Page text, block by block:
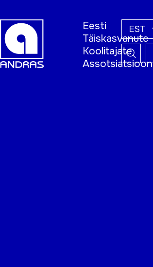
Eesti
Täiskasvanute
Koolitajate
Assotsiatsioon
EST